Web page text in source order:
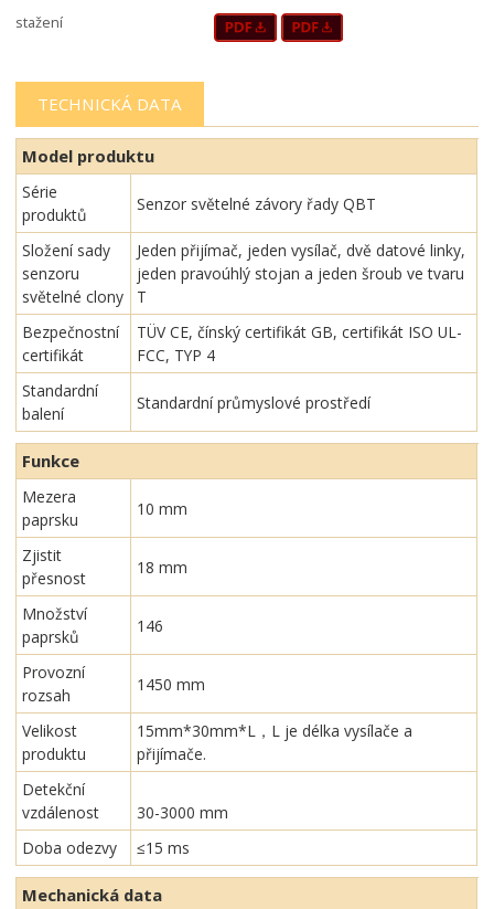
stažení
TECHNICKÁ DATA
Model produktu
Série
produktů
Senzor světelné závory řady QBT
Složení sady
senzoru
světelné clony
Jeden přijímač, jeden vysílač, dvě datové linky,
jeden pravoúhlý stojan a jeden šroub ve tvaru
T
Bezpečnostní
certifikát
TÜV CE, čínský certifikát GB, certifikát ISO UL-
FCC, TYP 4
Standardní
balení
Standardní průmyslové prostředí
Funkce
Mezera
paprsku
10 mm
Zjistit
přesnost
18 mm
Množství
paprsků
146
Provozní
rozsah
1450 mm
Velikost
produktu
15mm*30mm*L，L je délka vysílače a
přijímače.
Detekční
vzdálenost
30-3000 mm
Doba odezvy
≤15 ms
Mechanická data